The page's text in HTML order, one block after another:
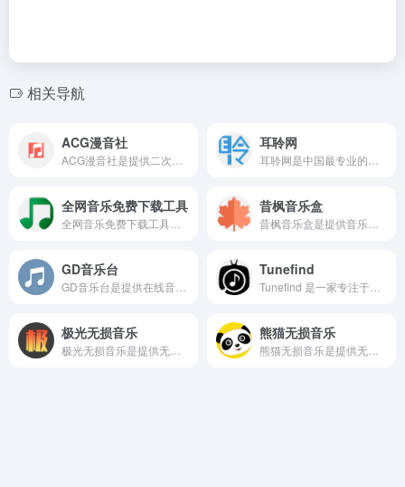
相关导航
ACG漫音社 耳聆网
全网音乐免费下载工具 昔枫音乐盒
GD音乐台 Tunefind
极光无损音乐 熊猫无损音乐